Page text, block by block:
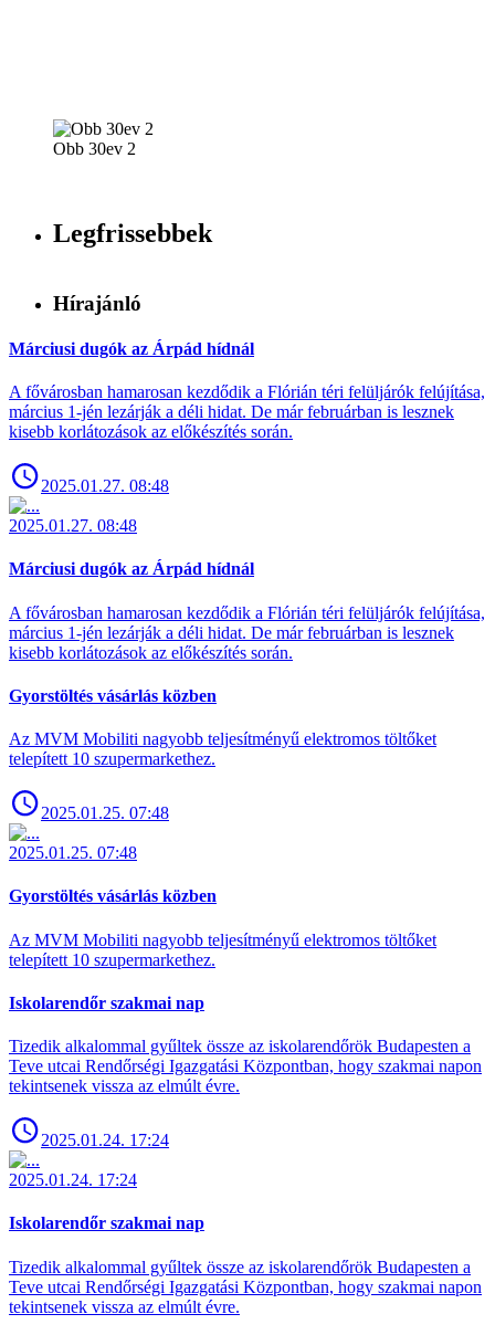
Obb 30ev 2
Legfrissebbek
Hírajánló
Márciusi dugók az Árpád hídnál
A fővárosban hamarosan kezdődik a Flórián téri felüljárók felújítása,
március 1-jén lezárják a déli hidat. De már februárban is lesznek
kisebb korlátozások az előkészítés során.
2025.01.27. 08:48
2025.01.27. 08:48
Márciusi dugók az Árpád hídnál
A fővárosban hamarosan kezdődik a Flórián téri felüljárók felújítása,
március 1-jén lezárják a déli hidat. De már februárban is lesznek
kisebb korlátozások az előkészítés során.
Gyorstöltés vásárlás közben
Az MVM Mobiliti nagyobb teljesítményű elektromos töltőket
telepített 10 szupermarkethez.
2025.01.25. 07:48
2025.01.25. 07:48
Gyorstöltés vásárlás közben
Az MVM Mobiliti nagyobb teljesítményű elektromos töltőket
telepített 10 szupermarkethez.
Iskolarendőr szakmai nap
Tizedik alkalommal gyűltek össze az iskolarendőrök Budapesten a
Teve utcai Rendőrségi Igazgatási Központban, hogy szakmai napon
tekintsenek vissza az elmúlt évre.
2025.01.24. 17:24
2025.01.24. 17:24
Iskolarendőr szakmai nap
Tizedik alkalommal gyűltek össze az iskolarendőrök Budapesten a
Teve utcai Rendőrségi Igazgatási Központban, hogy szakmai napon
tekintsenek vissza az elmúlt évre.